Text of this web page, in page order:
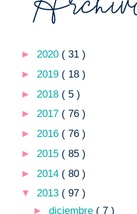
► 2020 ( 31 )
► 2019 ( 18 )
► 2018 ( 5 )
► 2017 ( 76 )
► 2016 ( 76 )
► 2015 ( 85 )
► 2014 ( 80 )
▼ 2013 ( 97 )
►diciembre ( 7 )